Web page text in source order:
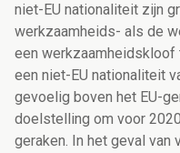
niet-EU nationaliteit zijn
werkzaamheids- als de
een
een niet-EU nationaliteit
gevoelig boven het EU-
doelstelling om voor
geraken. In het geval van